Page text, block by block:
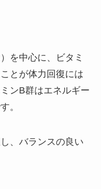
を中心に、ビタミ
とが体力回復には
ンB群はエネルギー
。
、バランスの良い